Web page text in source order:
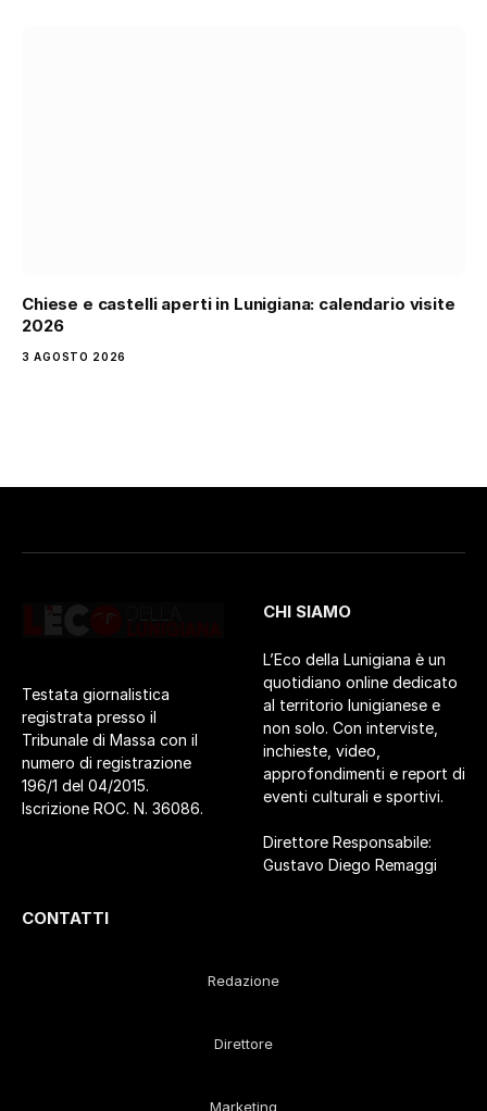
Chiese e castelli aperti in Lunigiana: calendario visite
2026
3 AGOSTO 2026
Testata giornalistica
registrata presso il
Tribunale di Massa con il
numero di registrazione
196/1 del 04/2015.
Iscrizione ROC. N. 36086.
CHI SIAMO
L’Eco della Lunigiana è un
quotidiano online dedicato
al territorio lunigianese e
non solo. Con interviste,
inchieste, video,
approfondimenti e report di
eventi culturali e sportivi.
Direttore Responsabile:
Gustavo Diego Remaggi
CONTATTI
Redazione
Direttore
Marketing